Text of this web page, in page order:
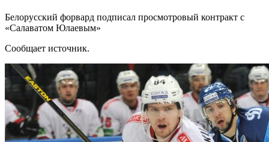
Белорусский форвард подписал просмотровый контракт с
«Салаватом Юлаевым»
Сообщает источник.